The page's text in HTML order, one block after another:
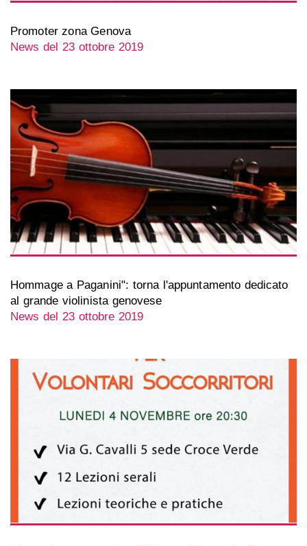
Promoter zona Genova
News del 23 ottobre 2019
Hommage a Paganini": torna l'appuntamento dedicato
al grande violinista genovese
News del 23 ottobre 2019